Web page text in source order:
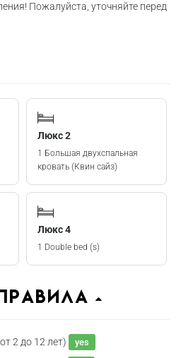
Пожалуйста, уточняйте перед
Люкс 2
1 Большая двухспальная
кровать (Квин сайз)
Люкс 4
1 Double bed (s)
2 до 12 лет) yes